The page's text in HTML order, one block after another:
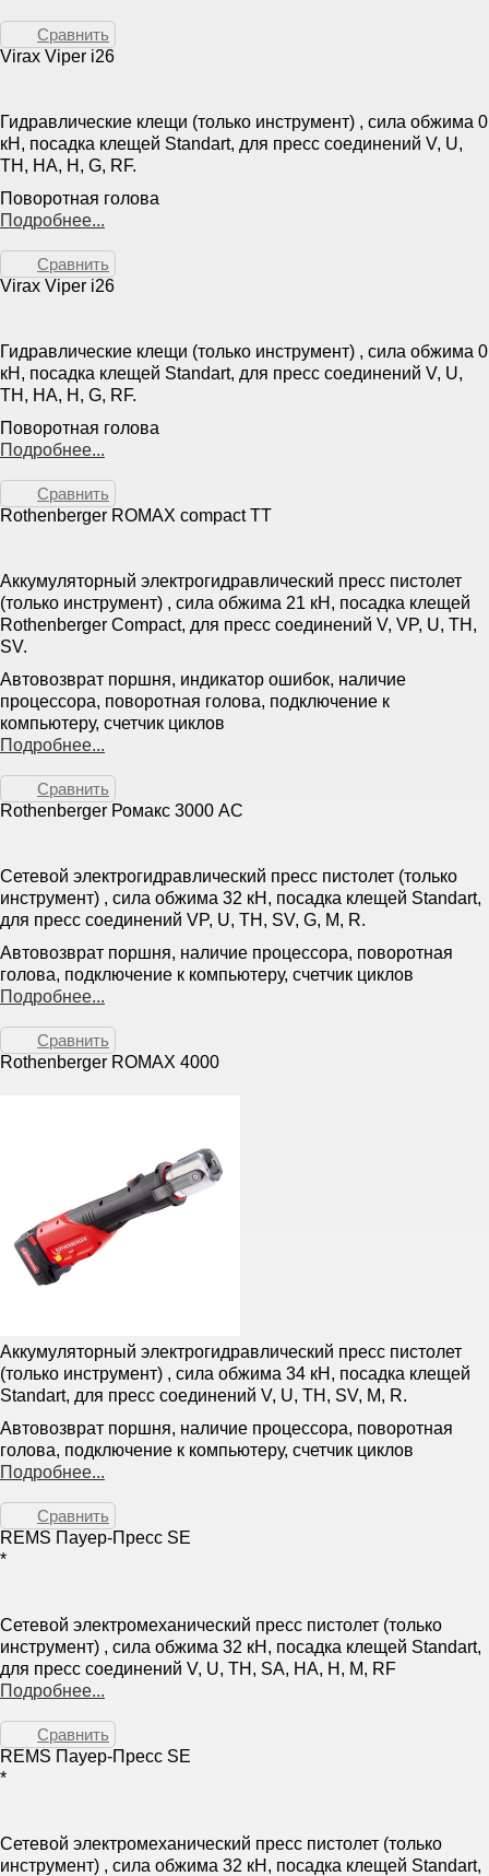
Сравнить
Virax Viper i26
Гидравлические клещи (только инструмент) , сила обжима 0
кН, посадка клещей Standart, для пресс соединений V, U,
TH, HA, H, G, RF.
Поворотная голова
Подробнее...
Сравнить
Virax Viper i26
Гидравлические клещи (только инструмент) , сила обжима 0
кН, посадка клещей Standart, для пресс соединений V, U,
TH, HA, H, G, RF.
Поворотная голова
Подробнее...
Сравнить
Rothenberger ROMAX compact TT
Аккумуляторный электрогидравлический пресс пистолет
(только инструмент) , сила обжима 21 кН, посадка клещей
Rothenberger Compact, для пресс соединений V, VP, U, TH,
SV.
Автовозврат поршня, индикатор ошибок, наличие
процессора, поворотная голова, подключение к
компьютеру, счетчик циклов
Подробнее...
Сравнить
Rothenberger Ромакс 3000 AC
Сетевой электрогидравлический пресс пистолет (только
инструмент) , сила обжима 32 кН, посадка клещей Standart,
для пресс соединений VP, U, TH, SV, G, M, R.
Автовозврат поршня, наличие процессора, поворотная
голова, подключение к компьютеру, счетчик циклов
Подробнее...
Сравнить
Rothenberger ROMAX 4000
Аккумуляторный электрогидравлический пресс пистолет
(только инструмент) , сила обжима 34 кН, посадка клещей
Standart, для пресс соединений V, U, TH, SV, M, R.
Автовозврат поршня, наличие процессора, поворотная
голова, подключение к компьютеру, счетчик циклов
Подробнее...
Сравнить
REMS Пауер-Пресс SE
*
Сетевой электромеханический пресс пистолет (только
инструмент) , сила обжима 32 кН, посадка клещей Standart,
для пресс соединений V, U, TH, SA, HA, H, M, RF
Подробнее...
Сравнить
REMS Пауер-Пресс SE
*
Сетевой электромеханический пресс пистолет (только
инструмент) , сила обжима 32 кН, посадка клещей Standart,